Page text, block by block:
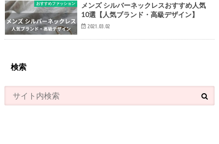
おすすめファッション
メンズ シルバーネックレスおすすめ人気
10選【人気ブランド・高級デザイン】
2021.03.02
検索